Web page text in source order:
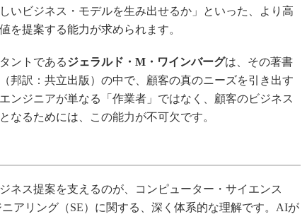
いビジネス・モデルを生み出せるか」といった、より高
を提案する能力が求められます。
ントであるジェラルド・M・ワインバーグは、その著書
邦訳：共立出版）の中で、顧客の真のニーズを引き出す
ンジニアが単なる「作業者」ではなく、顧客のビジネス
なるためには、この能力が不可欠です。
ネス提案を支えるのが、コンピューター・サイエンス
ニアリング（SE）に関する、深く体系的な理解です。AIが